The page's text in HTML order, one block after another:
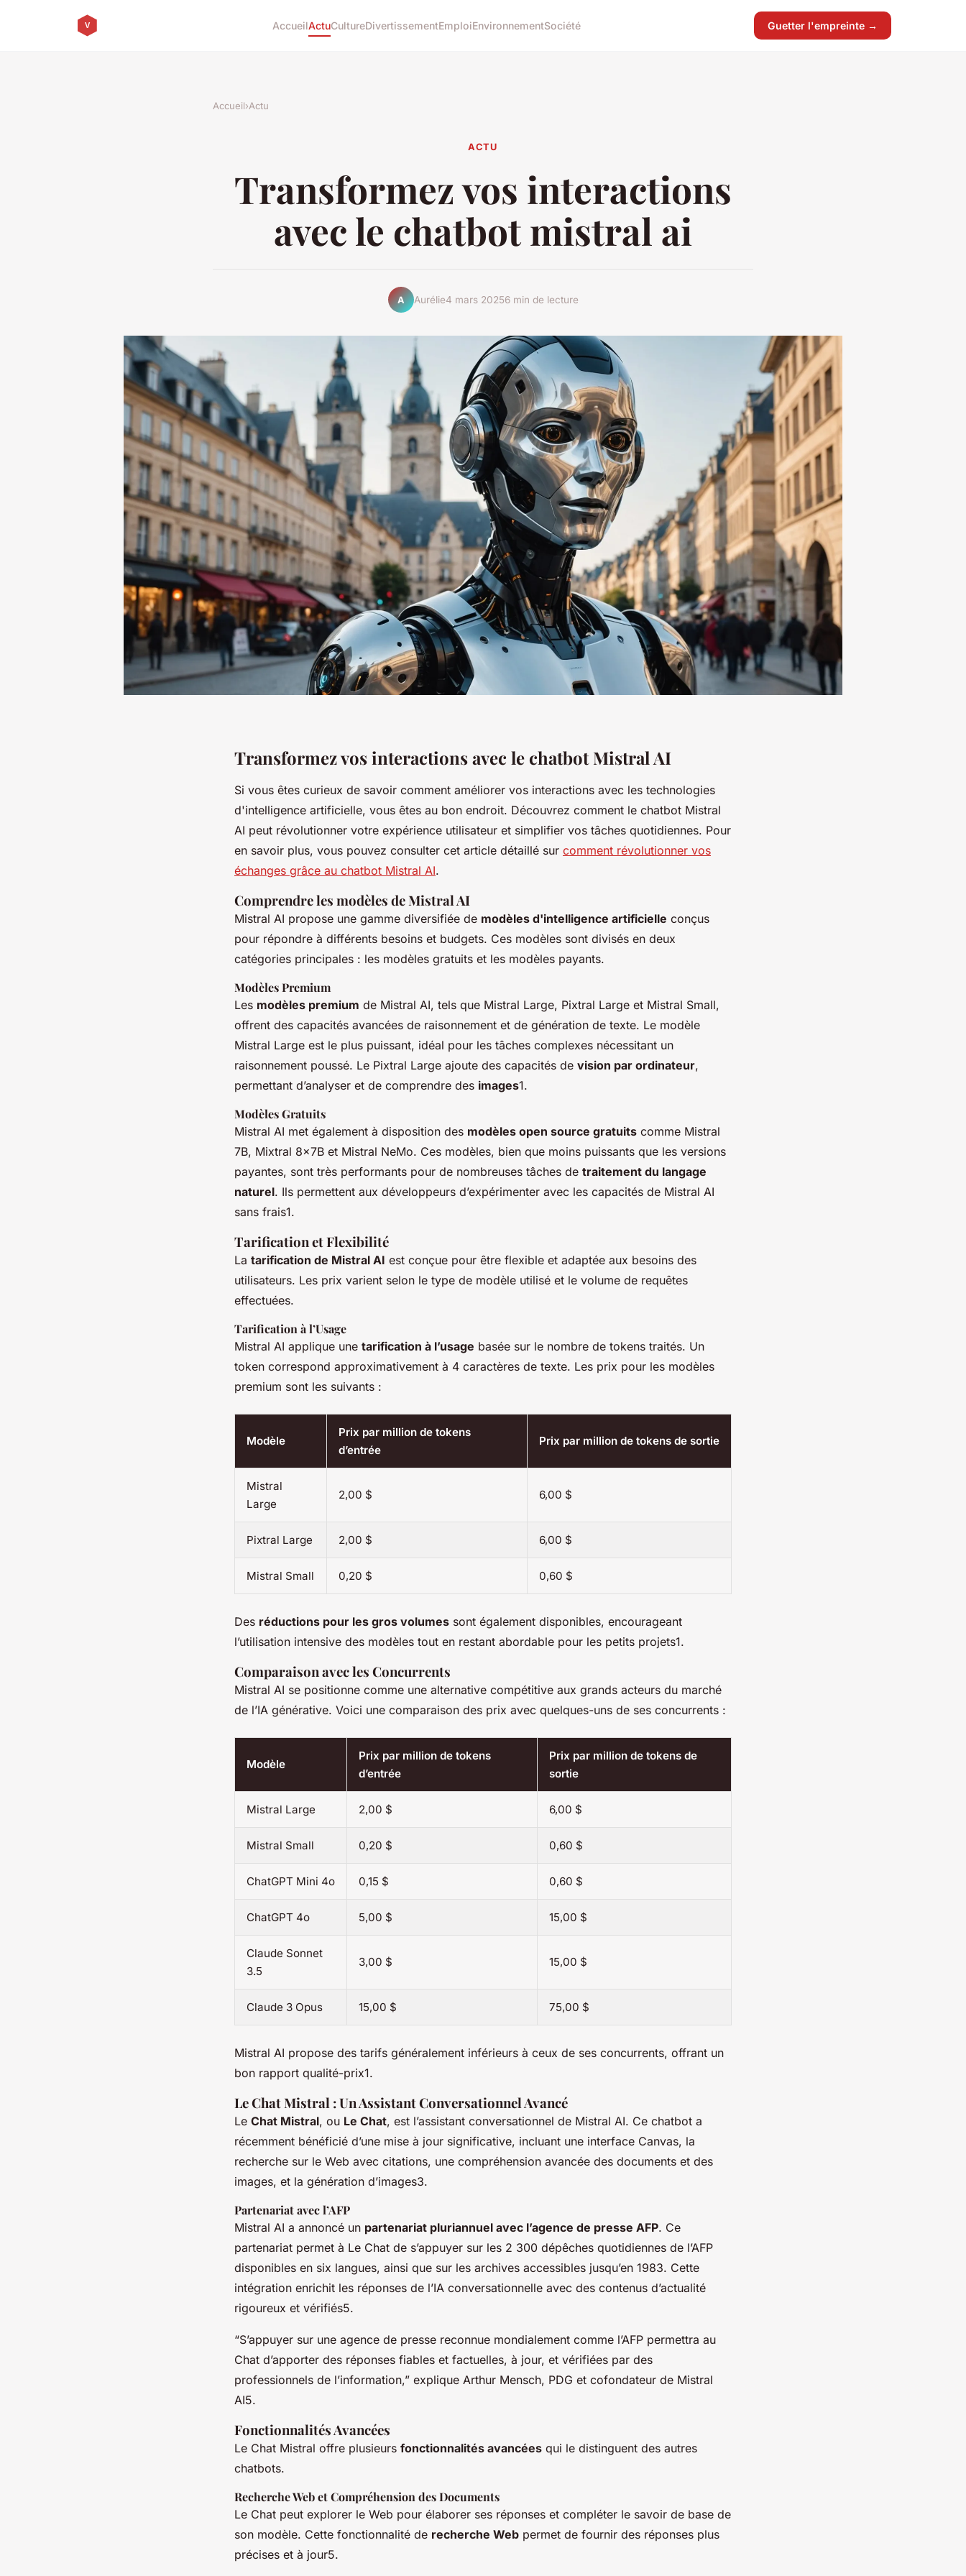
AccueilActuCultureDivertissementEmploiEnvironnementSociété Guetter l'empreinte →
Accueil›Actu
ACTU
Transformez vos interactions
avec le chatbot mistral ai
A Aurélie4 mars 20256 min de lecture
Transformez vos interactions avec le chatbot Mistral AI
Si vous êtes curieux de savoir comment améliorer vos interactions avec les technologies
d'intelligence artificielle, vous êtes au bon endroit. Découvrez comment le chatbot Mistral
AI peut révolutionner votre expérience utilisateur et simplifier vos tâches quotidiennes. Pour
en savoir plus, vous pouvez consulter cet article détaillé sur comment révolutionner vos
échanges grâce au chatbot Mistral AI.
Comprendre les modèles de Mistral AI
Mistral AI propose une gamme diversifiée de modèles d'intelligence artificielle conçus
pour répondre à différents besoins et budgets. Ces modèles sont divisés en deux
catégories principales : les modèles gratuits et les modèles payants.
Modèles Premium
Les modèles premium de Mistral AI, tels que Mistral Large, Pixtral Large et Mistral Small,
offrent des capacités avancées de raisonnement et de génération de texte. Le modèle
Mistral Large est le plus puissant, idéal pour les tâches complexes nécessitant un
raisonnement poussé. Le Pixtral Large ajoute des capacités de vision par ordinateur,
permettant d’analyser et de comprendre des images1.
Modèles Gratuits
Mistral AI met également à disposition des modèles open source gratuits comme Mistral
7B, Mixtral 8x7B et Mistral NeMo. Ces modèles, bien que moins puissants que les versions
payantes, sont très performants pour de nombreuses tâches de traitement du langage
naturel. Ils permettent aux développeurs d’expérimenter avec les capacités de Mistral AI
sans frais1.
Tarification et Flexibilité
La tarification de Mistral AI est conçue pour être flexible et adaptée aux besoins des
utilisateurs. Les prix varient selon le type de modèle utilisé et le volume de requêtes
effectuées.
Tarification à l’Usage
Mistral AI applique une tarification à l’usage basée sur le nombre de tokens traités. Un
token correspond approximativement à 4 caractères de texte. Les prix pour les modèles
premium sont les suivants :
Modèle
Prix par million de tokens
d’entrée
Prix par million de tokens de sortie
Mistral
Large
2,00 $ 6,00 $
Pixtral Large 2,00 $ 6,00 $
Mistral Small 0,20 $ 0,60 $
Des réductions pour les gros volumes sont également disponibles, encourageant
l’utilisation intensive des modèles tout en restant abordable pour les petits projets1.
Comparaison avec les Concurrents
Mistral AI se positionne comme une alternative compétitive aux grands acteurs du marché
de l’IA générative. Voici une comparaison des prix avec quelques-uns de ses concurrents :
Modèle
Prix par million de tokens
d’entrée
Prix par million de tokens de
sortie
Mistral Large 2,00 $ 6,00 $
Mistral Small 0,20 $ 0,60 $
ChatGPT Mini 4o 0,15 $ 0,60 $
ChatGPT 4o 5,00 $ 15,00 $
Claude Sonnet
3.5
3,00 $ 15,00 $
Claude 3 Opus 15,00 $ 75,00 $
Mistral AI propose des tarifs généralement inférieurs à ceux de ses concurrents, offrant un
bon rapport qualité-prix1.
Le Chat Mistral : Un Assistant Conversationnel Avancé
Le Chat Mistral, ou Le Chat, est l’assistant conversationnel de Mistral AI. Ce chatbot a
récemment bénéficié d’une mise à jour significative, incluant une interface Canvas, la
recherche sur le Web avec citations, une compréhension avancée des documents et des
images, et la génération d’images3.
Partenariat avec l’AFP
Mistral AI a annoncé un partenariat pluriannuel avec l’agence de presse AFP. Ce
partenariat permet à Le Chat de s’appuyer sur les 2 300 dépêches quotidiennes de l’AFP
disponibles en six langues, ainsi que sur les archives accessibles jusqu’en 1983. Cette
intégration enrichit les réponses de l’IA conversationnelle avec des contenus d’actualité
rigoureux et vérifiés5.
“S’appuyer sur une agence de presse reconnue mondialement comme l’AFP permettra au
Chat d’apporter des réponses fiables et factuelles, à jour, et vérifiées par des
professionnels de l’information,” explique Arthur Mensch, PDG et cofondateur de Mistral
AI5.
Fonctionnalités Avancées
Le Chat Mistral offre plusieurs fonctionnalités avancées qui le distinguent des autres
chatbots.
Recherche Web et Compréhension des Documents
Le Chat peut explorer le Web pour élaborer ses réponses et compléter le savoir de base de
son modèle. Cette fonctionnalité de recherche Web permet de fournir des réponses plus
précises et à jour5.